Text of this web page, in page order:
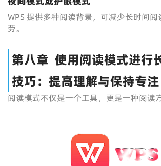
WPS 提供多种阅读背景，可减少长时间
劳。
第八章 使用阅读模式进行
技巧：提高理解与保持专注
阅读模式不仅是一个工具，更是一种阅读